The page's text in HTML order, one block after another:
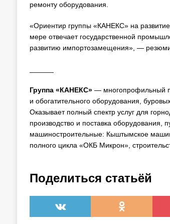
ремонту оборудования.
«Ориентир группы «КАНЕКС» на
мере отвечает государственной
развитию импортозамещения», —
Группа «КАНЕКС»— многопрофильный
и обогатительного оборудования,
Оказывает полный спектр услуг для
производство и поставка оборудования,
машиностроительные: Кыштымское
полного цикла «ОКБ Микрон»,
Поделиться статьёй